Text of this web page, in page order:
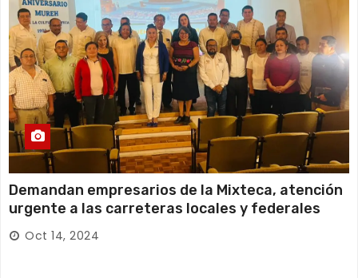
Demandan empresarios de la Mixteca, atención
urgente a las carreteras locales y federales
Oct 14, 2024